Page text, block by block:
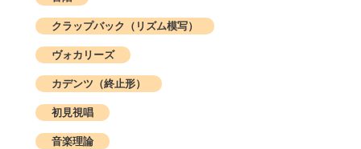
クラップバック（リズム模写）
ヴォカリーズ
カデンツ（終止形）
初見視唱
音楽理論